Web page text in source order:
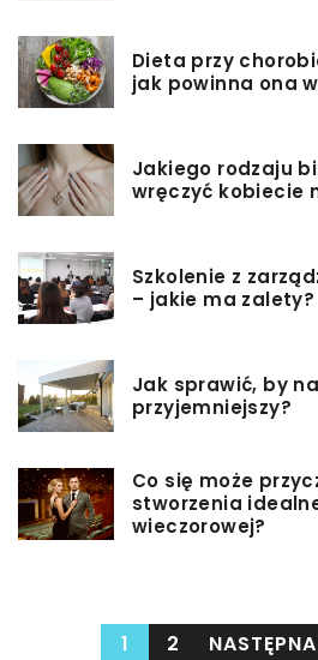
Dieta przy
jak powinna ona
Jakiego rodzaju
wręczyć kobiecie
Szkolenie z
– jakie ma zalety?
Jak sprawić, by
przyjemniejszy?
Co się może
stworzenia
wieczorowej?
1 2